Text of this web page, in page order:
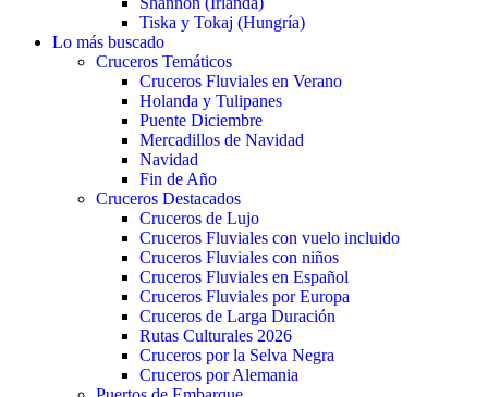
Tiska y Tokaj (Hungría)
Lo más buscado
Cruceros Temáticos
Cruceros Fluviales en Verano
Holanda y Tulipanes
Puente Diciembre
Mercadillos de Navidad
Navidad
Fin de Año
Cruceros Destacados
Cruceros de Lujo
Cruceros Fluviales con vuelo incluido
Cruceros Fluviales con niños
Cruceros Fluviales en Español
Cruceros Fluviales por Europa
Cruceros de Larga Duración
Rutas Culturales 2026
Cruceros por la Selva Negra
Cruceros por Alemania